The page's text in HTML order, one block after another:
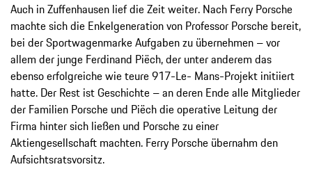
Auch in Zuffenhausen lief die Zeit weiter. Nach Ferry Porsche
machte sich die Enkelgeneration von Professor Porsche bereit,
bei der Sportwagenmarke Aufgaben zu übernehmen – vor
allem der junge Ferdinand Piëch, der unter anderem das
ebenso erfolgreiche wie teure 917-Le- Mans-Projekt initiiert
hatte. Der Rest ist Geschichte – an deren Ende alle Mitglieder
der Familien Porsche und Piëch die operative Leitung der
Firma hinter sich ließen und Porsche zu einer
Aktiengesellschaft machten. Ferry Porsche übernahm den
Aufsichtsratsvorsitz.